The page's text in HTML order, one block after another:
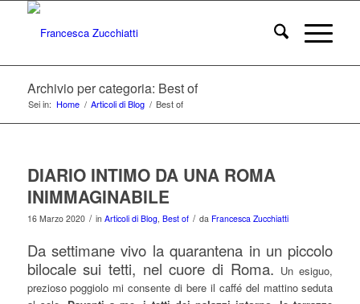
Archivio per categoria: Best of
Sei in: Home / Articoli di Blog / Best of
DIARIO INTIMO DA UNA ROMA
INIMMAGINABILE
16 Marzo 2020 / in Articoli di Blog, Best of / da Francesca Zucchiatti
Da settimane vivo la quarantena in un piccolo
bilocale sui tetti, nel cuore di Roma. Un esiguo,
prezioso poggiolo mi consente di bere il caffé del mattino seduta